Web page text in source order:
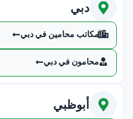
دبي
مكاتب محامين في دبي
محامون في دبي
أبوظبي